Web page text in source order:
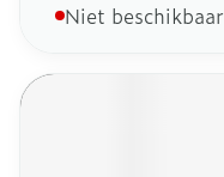
Niet beschikbaar